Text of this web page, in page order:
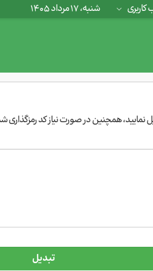
شنبه، ۱۷ مرداد ۱۴۰۵
تبدیل